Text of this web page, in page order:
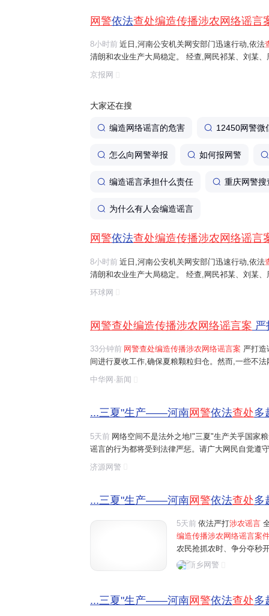
网警依法查处编造传播涉农网络谣言
8小时前 近日,河南公安机关网安部门迅速行动,依法
清朗和农业生产大局稳定。 经查,网民祁某、刘某
等多人发布涉安阳、商丘、周口、济源等地"毁粮
京报网
大家还在搜
编造网络谣言的危害 12450网警微
怎么向网警举报 如何报网警
编造谣言承担什么责任 重庆网警搜
为什么有人会编造谣言
网警依法查处编造传播涉农网络谣言
8小时前 近日,河南公安机关网安部门迅速行动,依法
清朗和农业生产大局稳定。 经查,网民祁某、刘某
等多人发布涉安阳、商丘、周口、济源等地"毁粮
网络谣言信息,引发大范围
环球网
网警查处编造传播涉农网络谣言案 严
33分钟前 网警查处编造传播涉农网络谣言案 严打
间进行夏收工作,确保夏粮颗粒归仓。然而,一些不
造、摆拍并发布涉及农业的虚假信息,这些行为误
中华网·新闻
...三夏"生产——河南网警依法查处多
5天前 网络空间不是法外之地!"三夏"生产关乎国家
谣言的行为都将受到法律严惩。请广大网民自觉遵
涉农网络谣言
济源网警
...三夏"生产——河南网警依法查处多
5天前 依法严打涉农谣言
编造传播涉农网络谣言案
农民抢抓农时、争分夺秒
民为博取关注、吸粉引流
新乡网警
...三夏"生产——河南网警依法查处多